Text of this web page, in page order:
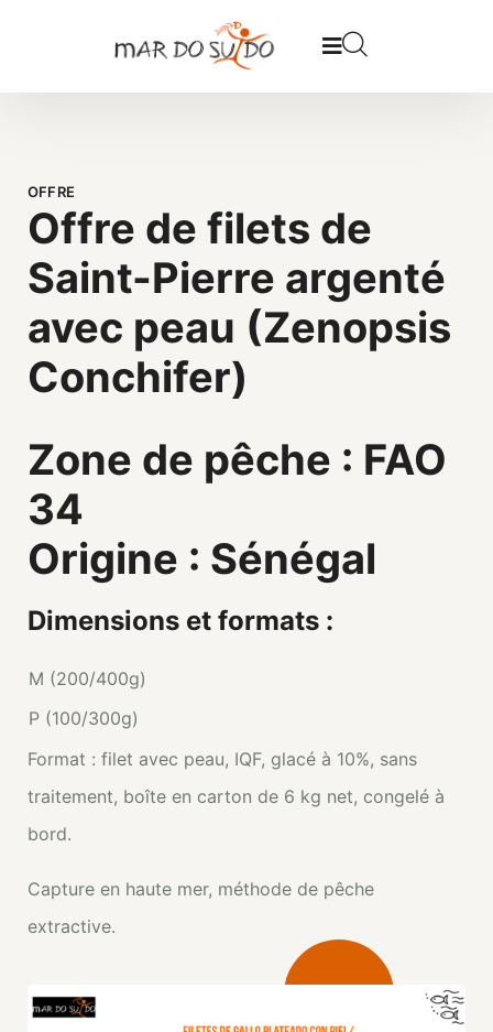
OFFRE
Offre de filets de
Saint-Pierre argenté
avec peau (Zenopsis
Conchifer)
Zone de pêche : FAO
34
Origine : Sénégal
Dimensions et formats :
M (200/400g)
P (100/300g)
Format : filet avec peau, IQF, glacé à 10%, sans
traitement, boîte en carton de 6 kg net, congelé à
bord.
Capture en haute mer, méthode de pêche
extractive.